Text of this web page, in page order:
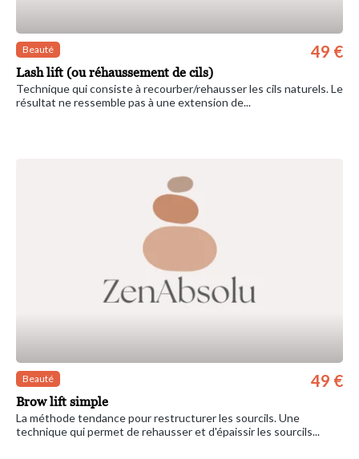
Beauté
Lash lift (ou réhaussement de cils)
49 €
Technique qui consiste à recourber/rehausser les cils naturels. Le
résultat ne ressemble pas à une extension de...
Beauté
Brow lift simple
49 €
La méthode tendance pour restructurer les sourcils. Une
technique qui permet de rehausser et d'épaissir les sourcils...